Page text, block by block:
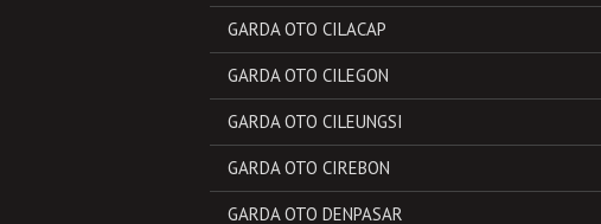
GARDA OTO CILACAP
GARDA OTO CILEGON
GARDA OTO CILEUNGSI
GARDA OTO CIREBON
GARDA OTO DENPASAR